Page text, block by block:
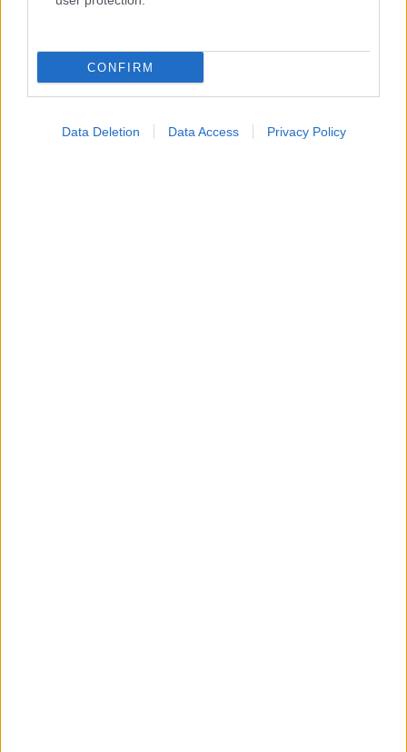
CONFIRM
Data Deletion Data Access Privacy Policy
Σημάδια διπολικής διαταραχής